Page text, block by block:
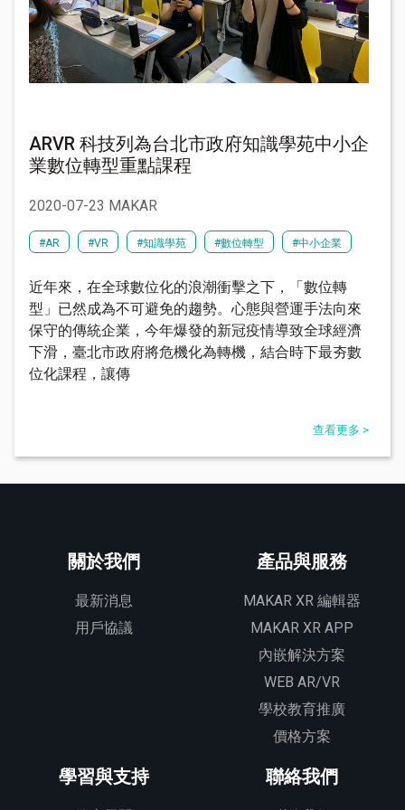
ARVR 科技列為台北市政府知識學苑中小企
業數位轉型重點課程
2020-07-23 MAKAR
#AR #VR #知識學苑 #數位轉型 #中小企業
近年來，在全球數位化的浪潮衝擊之下，「數位轉
型」已然成為不可避免的趨勢。心態與營運手法向來
保守的傳統企業，今年爆發的新冠疫情導致全球經濟
下滑，臺北市政府將危機化為轉機，結合時下最夯數
位化課程，讓傳
查看更多 >
關於我們
最新消息
用戶協議
產品與服務
MAKAR XR 編輯器
MAKAR XR APP
內嵌解決方案
WEB AR/VR
學校教育推廣
價格方案
學習與支持 聯絡我們